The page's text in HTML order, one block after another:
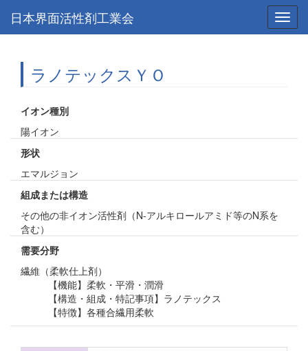
日本界面活性剤工業会
ラノテックスＹＯ
イオン種別
陽イオン
形状
エマルジョン
組成または構造
その他の非イオン活性剤（N-アルキロールアミド等のN系を
含む）
需要分野
繊維（柔軟仕上剤）
【機能】柔軟・平滑・潤滑
【構造・組成・特記事項】ラノテックス
【特徴】各種合繊用柔軟